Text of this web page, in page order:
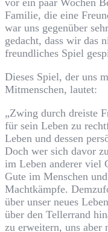
Familie, die eine
war uns gegenüber
gedacht, dass wir das
freundliches Spiel
Dieses Spiel, der uns
Mitmenschen, lautet:
„Zwing durch dreiste
für sein Leben zu
Leben und dessen
Doch wer sich davor
im Leben anderer viel
Gute im Menschen
Machtkämpfe.
über unser neues
über den Tellerrand
zu erweitern, uns